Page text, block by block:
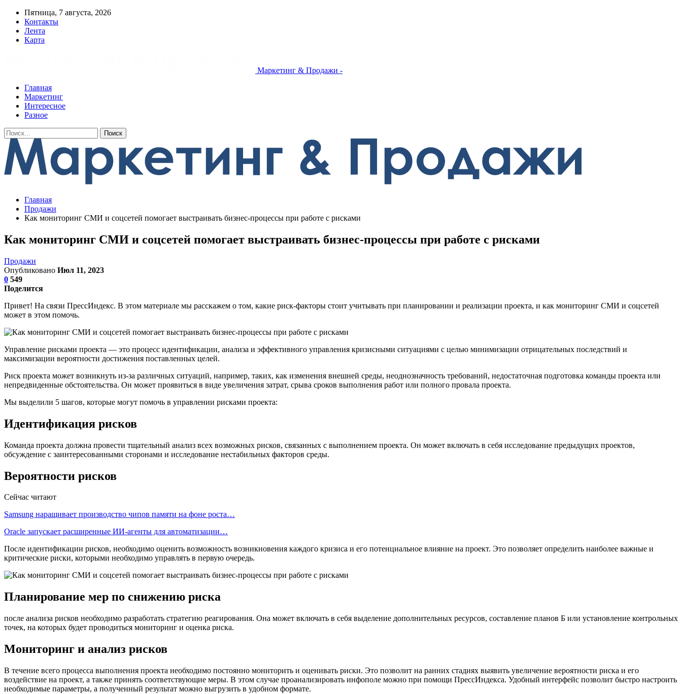
Пятница, 7 августа, 2026
Контакты
Лента
Карта
Маркетинг & Продажи -
Главная
Маркетинг
Интересное
Разное
Главная
Продажи
Как мониторинг СМИ и соцсетей помогает выстраивать бизнес-процессы при работе с рисками
Как мониторинг СМИ и соцсетей помогает выстраивать бизнес-процессы при работе с рисками
Продажи
Опубликовано Июл 11, 2023
0 549
Поделится
Привет! На связи ПрессИндекс. В этом материале мы расскажем о том, какие риск-факторы стоит учитывать при планировании и реализации проекта, и как мониторинг СМИ и соцсетей
может в этом помочь.
Управление рисками проекта — это процесс идентификации, анализа и эффективного управления кризисными ситуациями с целью минимизации отрицательных последствий и
максимизации вероятности достижения поставленных целей.
Риск проекта может возникнуть из-за различных ситуаций, например, таких, как изменения внешней среды, неоднозначность требований, недостаточная подготовка команды проекта или
непредвиденные обстоятельства. Он может проявиться в виде увеличения затрат, срыва сроков выполнения работ или полного провала проекта.
Мы выделили 5 шагов, которые могут помочь в управлении рисками проекта:
Идентификация рисков
Команда проекта должна провести тщательный анализ всех возможных рисков, связанных с выполнением проекта. Он может включать в себя исследование предыдущих проектов,
обсуждение с заинтересованными сторонами и исследование нестабильных факторов среды.
Вероятности рисков
Сейчас читают
Samsung наращивает производство чипов памяти на фоне роста…
Oracle запускает расширенные ИИ‑агенты для автоматизации…
После идентификации рисков, необходимо оценить возможность возникновения каждого кризиса и его потенциальное влияние на проект. Это позволяет определить наиболее важные и
критические риски, которыми необходимо управлять в первую очередь.
Планирование мер по снижению риска
после анализа рисков необходимо разработать стратегию реагирования. Она может включать в себя выделение дополнительных ресурсов, составление планов Б или установление контрольных
точек, на которых будет проводиться мониторинг и оценка риска.
Мониторинг и анализ рисков
В течение всего процесса выполнения проекта необходимо постоянно мониторить и оценивать риски. Это позволит на ранних стадиях выявить увеличение вероятности риска и его
воздействие на проект, а также принять соответствующие меры. В этом случае проанализировать инфополе можно при помощи ПрессИндекса. Удобный интерфейс позволит быстро настроить
необходимые параметры, а полученный результат можно выгрузить в удобном формате.